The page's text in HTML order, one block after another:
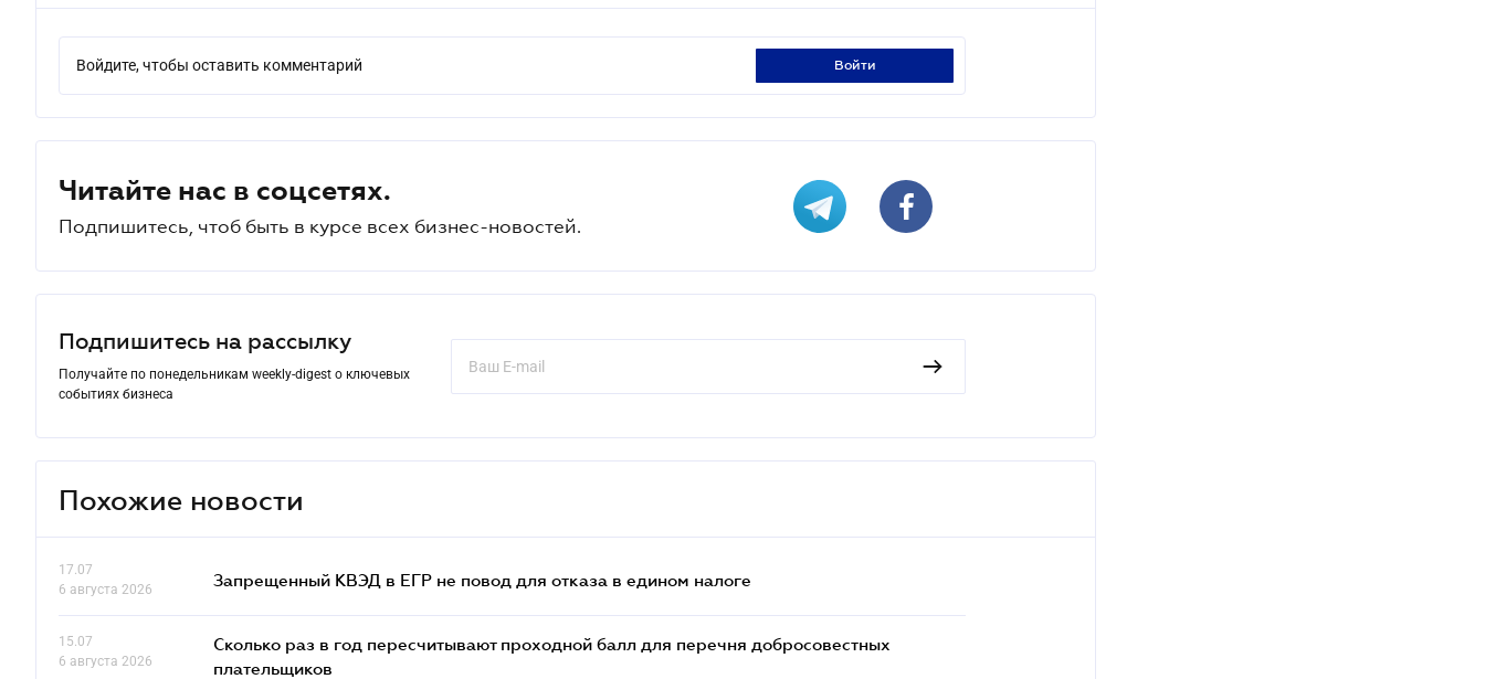
Войдите, чтобы оставить комментарий войти
Читайте нас в соцсетях.
Подпишитесь, чтоб быть в курсе всех бизнес-новостей.
Подпишитесь на рассылку
Получайте по понедельникам weekly-digest о ключевых
событиях бизнеса
Похожие новости
17.07
6 августа 2026
Запрещенный КВЭД в ЕГР не повод для отказа в едином налоге
15.07
6 августа 2026
Сколько раз в год пересчитывают проходной балл для перечня добросовестных
плательщиков